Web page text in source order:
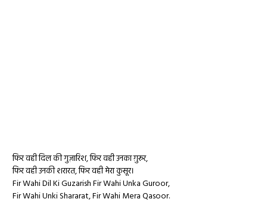
फिर वही दिल की गुज़ारिश, फिर वही उनका ग़ुरूर,
फिर वही उनकी शरारत, फिर वही मेरा कुसूर।
Fir Wahi Dil Ki Guzarish Fir Wahi Unka Guroor,
Fir Wahi Unki Shararat, Fir Wahi Mera Qasoor.